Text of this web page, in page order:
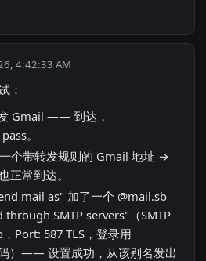
4:42:33 AM
：
Gmail —— 到达，
。
个带转发规则的 Gmail 地址 →
常到达。
mail as" 加了一个 @mail.sb
through SMTP servers"（SMTP
Port: 587 TLS，登录用
）—— 设置成功，从该别名发出